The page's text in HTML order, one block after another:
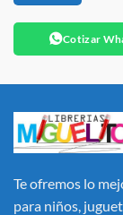
Cotizar
Te ofremos lo
para niños,